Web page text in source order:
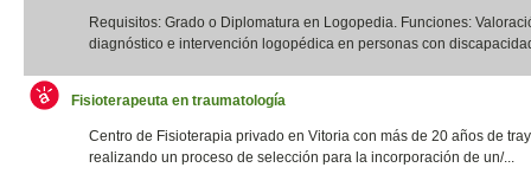
Requisitos: Grado o Diplomatura en Logopedia. Funciones:
diagnóstico e intervención logopédica en personas con
Fisioterapeuta en traumatología
Centro de Fisioterapia privado en Vitoria con más de 20 años de
realizando un proceso de selección para la incorporación de un/...